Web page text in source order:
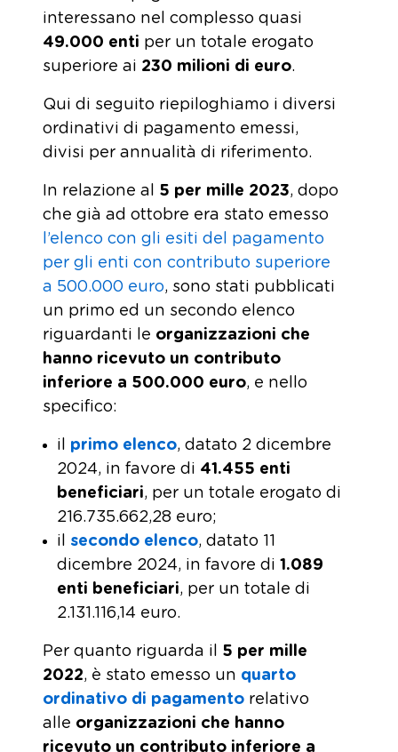
interessano nel complesso quasi
49.000 enti per un totale erogato
superiore ai 230 milioni di euro.
Qui di seguito riepiloghiamo i diversi
ordinativi di pagamento emessi,
divisi per annualità di riferimento.
In relazione al 5 per mille 2023, dopo
che già ad ottobre era stato emesso
l’elenco con gli esiti del pagamento
per gli enti con contributo superiore
a 500.000 euro, sono stati pubblicati
un primo ed un secondo elenco
riguardanti le organizzazioni che
hanno ricevuto un contributo
inferiore a 500.000 euro, e nello
specifico:
il primo elenco, datato 2 dicembre
2024, in favore di 41.455 enti
beneficiari, per un totale erogato di
216.735.662,28 euro;
il secondo elenco, datato 11
dicembre 2024, in favore di 1.089
enti beneficiari, per un totale di
2.131.116,14 euro.
Per quanto riguarda il 5 per mille
2022, è stato emesso un quarto
ordinativo di pagamento relativo
alle organizzazioni che hanno
ricevuto un contributo inferiore a